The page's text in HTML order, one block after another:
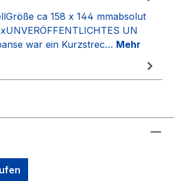
ca 158 x 144 mmabsolut
UN
war ein Kurzstrec… Mehr